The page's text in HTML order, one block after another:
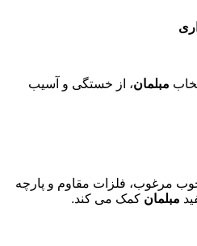
مبلمان، از خستگی و آسیب
چوب مرغوب، فلزات مقاوم و پارچه
مبلمان کمک می کند.